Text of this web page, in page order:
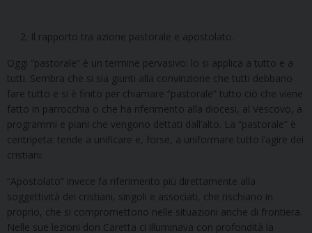
Il rapporto tra azione pastorale e apostolato.
Oggi “pastorale” è un termine pervasivo: lo si applica a tutto e a
tutti. Sembra che si sia giunti alla convinzione che tutti debbano
fare tutto e si è finito per chiamare “pastorale” tutto ciò che viene
fatto in parrocchia o che ha riferimento alla diocesi, al Vescovo, a
programmi e piani che vengono dettati dall’alto. La “pastorale” è
centripeta: tende a unificare e, forse, a uniformare tutto l’agire dei
cristiani.
“Apostolato” invece fa riferimento più direttamente alla
soggettività dei cristiani, singoli e associati, che rischiano in
proprio, che si compromettono nelle situazioni anche di frontiera.
Nelle sue lezioni don Caretta ci illuminava con profondità la